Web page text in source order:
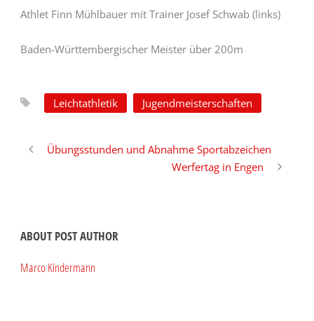
Athlet Finn Mühlbauer mit Trainer Josef Schwab (links)
Baden-Württembergischer Meister über 200m
Leichtathletik Jugendmeisterschaften
Übungsstunden und Abnahme Sportabzeichen
Werfertag in Engen
ABOUT POST AUTHOR
Marco Kindermann